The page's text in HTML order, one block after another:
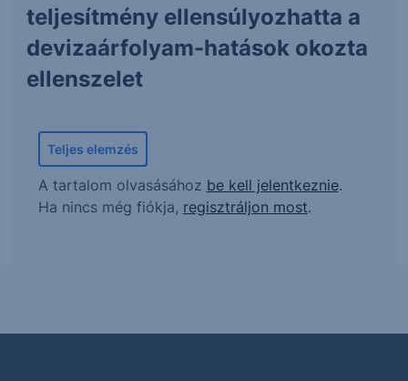
teljesítmény ellensúlyozhatta a
devizaárfolyam-hatások okozta
ellenszelet
Teljes elemzés
A tartalom olvasásához be kell jelentkeznie.
Ha nincs még fiókja, regisztráljon most.